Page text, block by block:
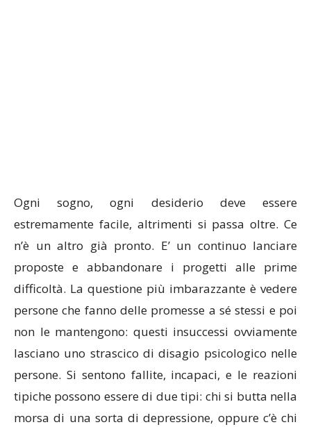
Ogni sogno, ogni desiderio deve essere
estremamente facile, altrimenti si passa oltre. Ce
n’è un altro già pronto. E’ un continuo lanciare
proposte e abbandonare i progetti alle prime
difficoltà. La questione più imbarazzante è vedere
persone che fanno delle promesse a sé stessi e poi
non le mantengono: questi insuccessi ovviamente
lasciano uno strascico di disagio psicologico nelle
persone. Si sentono fallite, incapaci, e le reazioni
tipiche possono essere di due tipi: chi si butta nella
morsa di una sorta di depressione, oppure c’è chi